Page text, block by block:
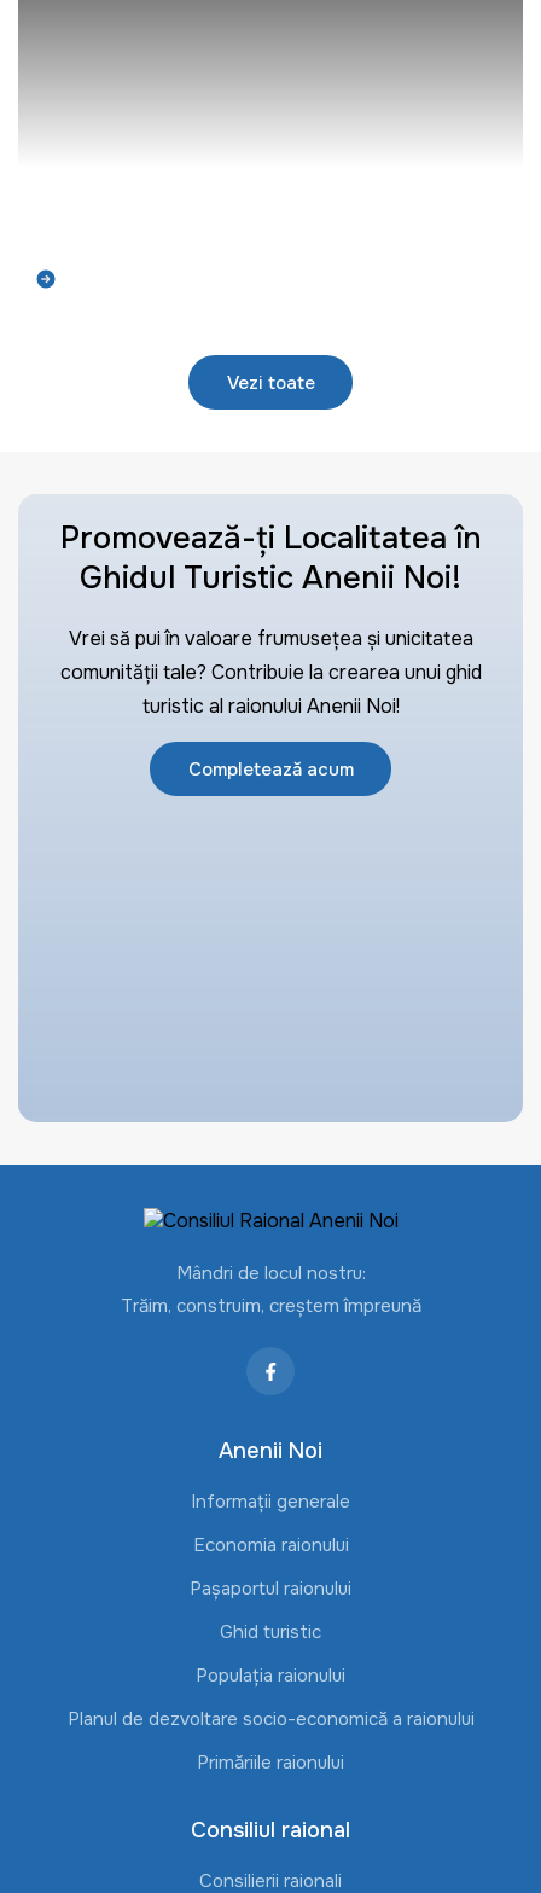
Vezi toate
Promovează-ți Localitatea în
Ghidul Turistic Anenii Noi!
Vrei să pui în valoare frumusețea și unicitatea
comunității tale? Contribuie la crearea unui ghid
turistic al raionului Anenii Noi!
Completează acum
Mândri de locul nostru:
Trăim, construim, creștem împreună
Anenii Noi
Informații generale
Economia raionului
Pașaportul raionului
Ghid turistic
Populația raionului
Planul de dezvoltare socio-economică a raionului
Primăriile raionului
Consiliul raional
Consilierii raionali